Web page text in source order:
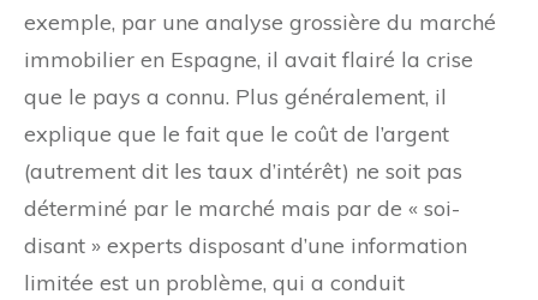
exemple, par une analyse grossière du marché
immobilier en Espagne, il avait flairé la crise
que le pays a connu. Plus généralement, il
explique que le fait que le coût de l’argent
(autrement dit les taux d’intérêt) ne soit pas
déterminé par le marché mais par de « soi-
disant » experts disposant d’une information
limitée est un problème, qui a conduit